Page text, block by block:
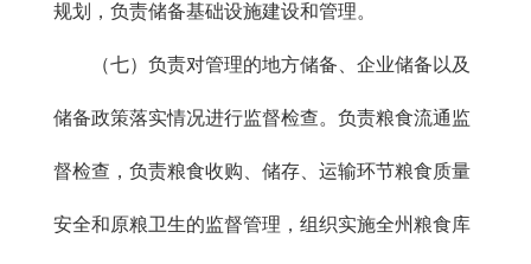
规划，负责储备基础设施建设和管理。
（七）负责对管理的地方储备、企业储备以及
储备政策落实情况进行监督检查。负责粮食流通监
督检查，负责粮食收购、储存、运输环节粮食质量
安全和原粮卫生的监督管理，组织实施全州粮食库